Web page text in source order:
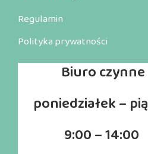
Regulamin
Polityka prywatności
Biuroczynne
poniedziałek –
9:00 – 14:00